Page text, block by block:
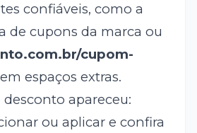
confiáveis, como a
de cupons da marca ou
cupom-
espaços extras.
apareceu:
ou aplicar e confira